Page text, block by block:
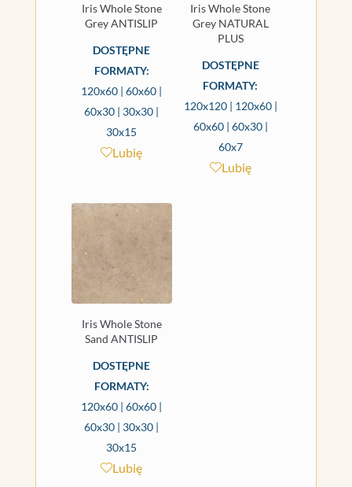
Iris Whole Stone
Grey ANTISLIP
DOSTĘPNE
FORMATY:
120x60 | 60x60 |
60x30 | 30x30 |
30x15
Lubię
Iris Whole Stone
Grey NATURAL
PLUS
DOSTĘPNE
FORMATY:
120x120 | 120x60 |
60x60 | 60x30 |
60x7
Lubię
Iris Whole Stone
Sand ANTISLIP
DOSTĘPNE
FORMATY:
120x60 | 60x60 |
60x30 | 30x30 |
30x15
Lubię